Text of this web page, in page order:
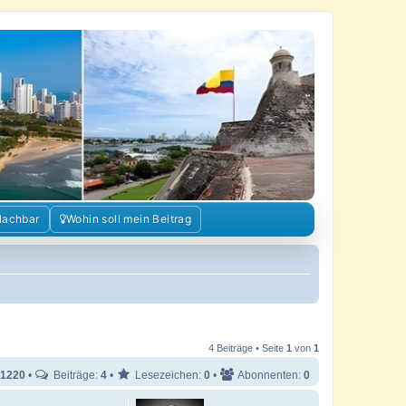
Wohin soll mein Beitrag
4 Beiträge • Seite 1 von 1
1220 • Beiträge: 4 • Lesezeichen: 0 • Abonnenten: 0